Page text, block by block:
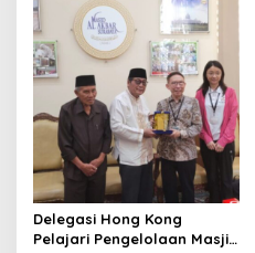
Delegasi Hong Kong
Pelajari Pengelolaan Masjid